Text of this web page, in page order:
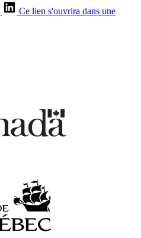
Ce lien s'ouvrira dans une